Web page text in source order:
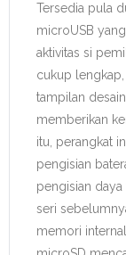
Tersedia pula
microUSB
aktivitas si
cukup
tampilan
memberikan
itu, perangkat
pengisian
pengisian
seri
memori